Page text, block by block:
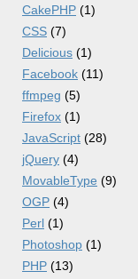
CakePHP (1)
CSS (7)
Delicious (1)
Facebook (11)
ffmpeg (5)
Firefox (1)
JavaScript (28)
jQuery (4)
MovableType (9)
OGP (4)
Perl (1)
Photoshop (1)
PHP (13)